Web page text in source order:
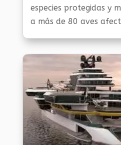
especies protegidas y
a más de 80 aves